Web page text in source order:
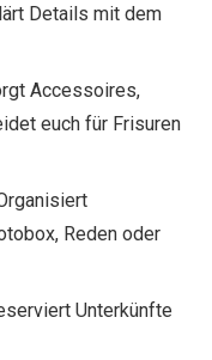
Details mit dem
Accessoires,
euch für Frisuren
Reden oder
Unterkünfte